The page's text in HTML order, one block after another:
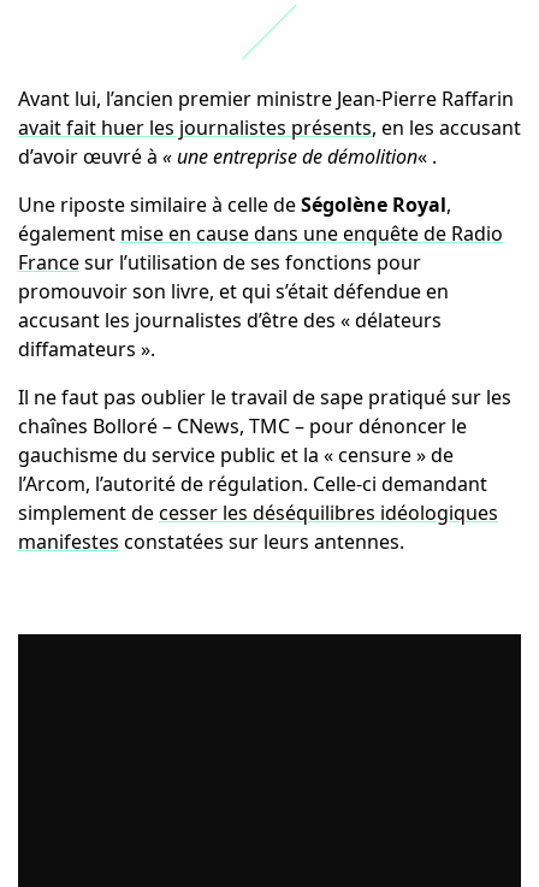
Avant lui, l’ancien premier ministre Jean-Pierre Raffarin
avait fait huer les journalistes présents, en les accusant
d’avoir œuvré à « une entreprise de démolition« .
Une riposte similaire à celle deSégolène Royal,
également mise en cause dans une enquête de Radio
Francesur l’utilisation de ses fonctions pour
promouvoir son livre, et qui s’était défendue en
accusant les journalistes d’être des « délateurs
diffamateurs ».
Il ne faut pas oublier le travail de sape pratiqué sur les
chaînes Bolloré – CNews, TMC – pour dénoncer le
gauchisme du service public et la « censure » de
l’Arcom, l’autorité de régulation. Celle-ci demandant
simplement decesser les déséquilibres idéologiques
manifestes constatées sur leurs antennes.